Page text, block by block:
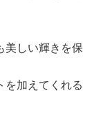
美しい輝きを保
を加えてくれる